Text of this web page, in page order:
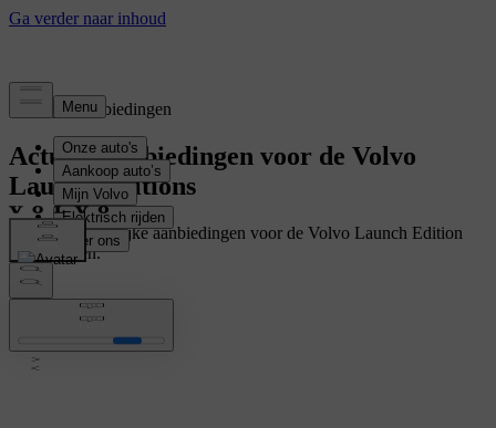
Tijdelijke aanbiedingen
Actuele aanbiedingen voor de Volvo
Launch Editions
Bekijk alle tijdelijke aanbiedingen voor de Volvo Launch Edition
uitvoeringen.
Business Editions